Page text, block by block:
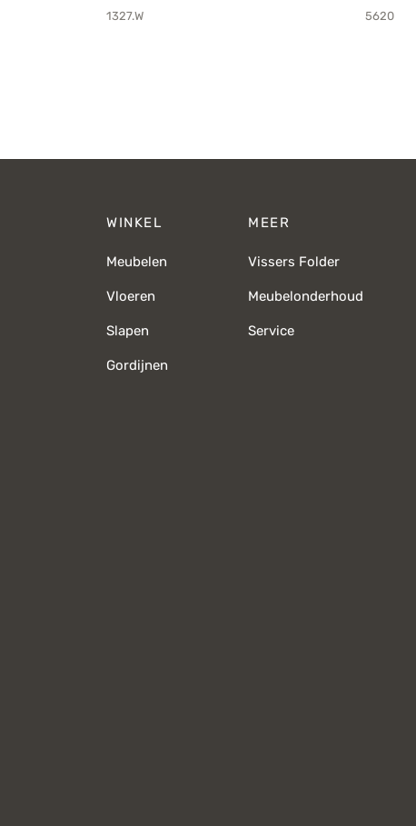
1327.W 5620
WINKEL
Meubelen
Vloeren
Slapen
Gordijnen
MEER
Vissers Folder
Meubelonderhoud
Service